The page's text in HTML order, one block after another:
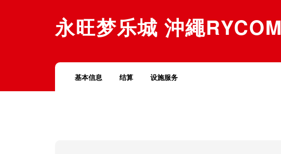
永旺梦乐城 沖繩RYCOM
基本信息 结算 设施服务